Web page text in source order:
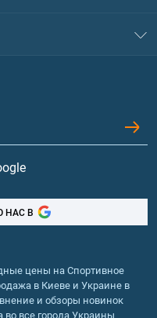
НАС В
цены на Спортивное
в Киеве и Украине в
и обзоры новинок
во все города Украины